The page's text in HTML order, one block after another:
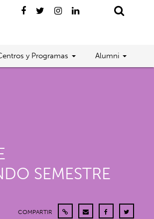
y Programas Alumni
SEMESTRE
COMPARTIR